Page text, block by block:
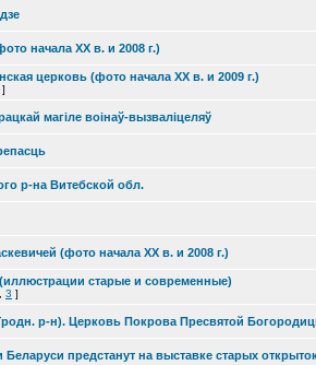
начала XX в. и 2008 г.)
церковь (фото начала XX в. и 2009 г.)
]
магіле воінаў-вызваліцеляў
р-на Витебской обл.
(фото начала XX в. и 2008 г.)
старые и современные)
3 ]
р-н). Церковь Покрова Пресвятой
Беларуси предстанут на выставке старых